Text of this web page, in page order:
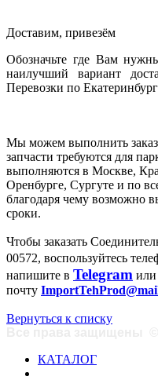
Доставим, привезём
Обозначьте где Вам
наилучший вариант
Перевозки по
Мы можем выполнить
запчасти требуются для
выполняются в Москве,
Оренбурге, Сургуте и по
благодаря чему возможно
сроки.
Чтобы заказать
00572, воспользуйтесь
напишите в Telegram или
почту
Вернуться к списку
КАТАЛОГ